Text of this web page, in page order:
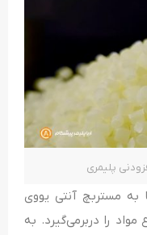
پلیمری
به مستربچ آنتی یووی
را دربرمی‌گیرد. به